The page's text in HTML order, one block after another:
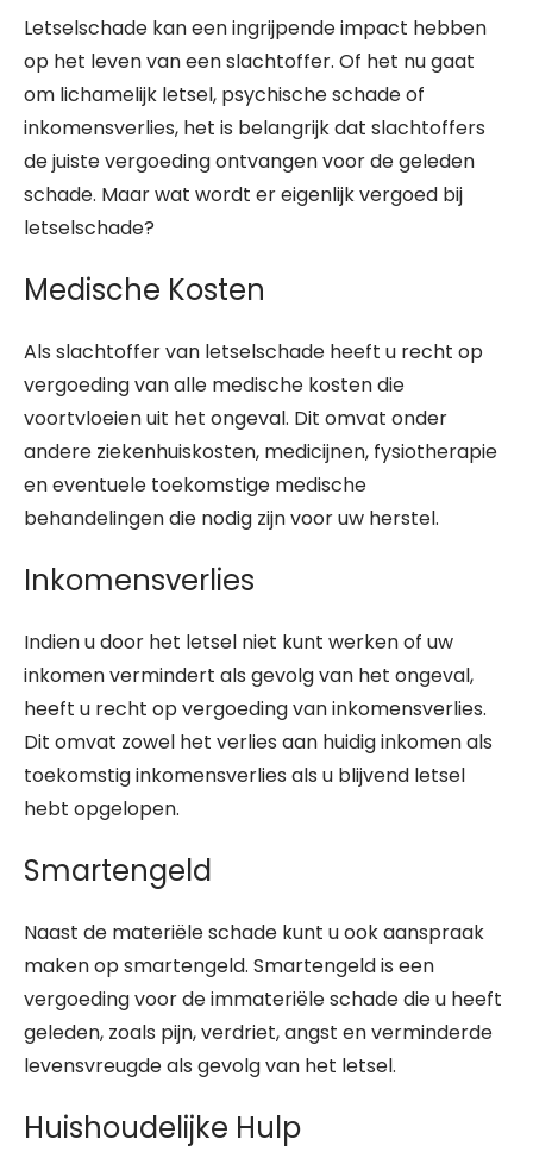
Letselschade kan een ingrijpende impact hebben
op het leven van een slachtoffer. Of het nu gaat
om lichamelijk letsel, psychische schade of
inkomensverlies, het is belangrijk dat slachtoffers
de juiste vergoeding ontvangen voor de geleden
schade. Maar wat wordt er eigenlijk vergoed bij
letselschade?
Medische Kosten
Als slachtoffer van letselschade heeft u recht op
vergoeding van alle medische kosten die
voortvloeien uit het ongeval. Dit omvat onder
andere ziekenhuiskosten, medicijnen, fysiotherapie
en eventuele toekomstige medische
behandelingen die nodig zijn voor uw herstel.
Inkomensverlies
Indien u door het letsel niet kunt werken of uw
inkomen vermindert als gevolg van het ongeval,
heeft u recht op vergoeding van inkomensverlies.
Dit omvat zowel het verlies aan huidig inkomen als
toekomstig inkomensverlies als u blijvend letsel
hebt opgelopen.
Smartengeld
Naast de materiële schade kunt u ook aanspraak
maken op smartengeld. Smartengeld is een
vergoeding voor de immateriële schade die u heeft
geleden, zoals pijn, verdriet, angst en verminderde
levensvreugde als gevolg van het letsel.
Huishoudelijke Hulp